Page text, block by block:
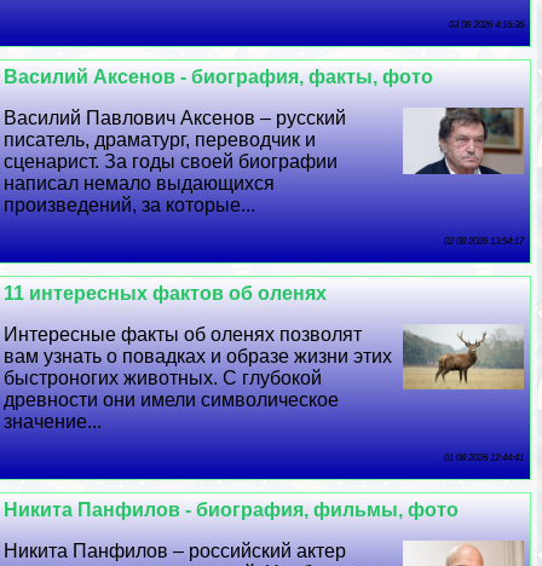
03 08 2026 4:16:36
Василий Аксенов - биография, факты, фото
Василий Павлович Аксенов – русский
писатель, драматург, переводчик и
сценарист. За годы своей биографии
написал немало выдающихся
произведений, за которые...
02 08 2026 13:54:17
11 интересных фактов об оленях
Интересные факты об оленях позволят
вам узнать о повадках и образе жизни этих
быстроногих животных. С глубокой
древности они имели символическое
значение...
01 08 2026 12:44:41
Никита Панфилов - биография, фильмы, фото
Никита Панфилов – российский актер